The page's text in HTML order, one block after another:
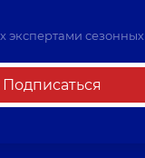
экспертами сезонных
Подписаться